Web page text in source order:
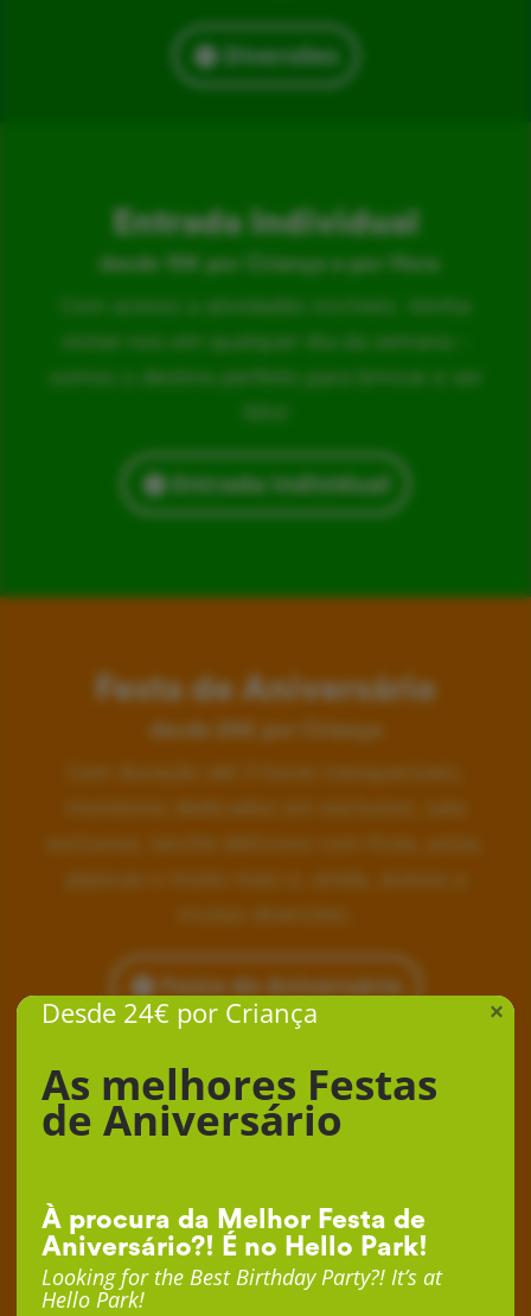
Diversões
Entrada Individual
desde 15€ por Criança e por Hora
Com acesso a atividades incríveis. Venha
visitar-nos em qualquer dia da semana –
somos o destino perfeito para brincar e ser
Entrada Individual
Festa de Aniversário
desde 24€ por Criança
Festa de Aniversário
Desde 24€ por Criança
As melhores Festas
de Aniversário
À procura da Melhor Festa de
Aniversário?! É no Hello Park!
Looking for the Best Birthday Party?! It’s at
Hello Park!
×